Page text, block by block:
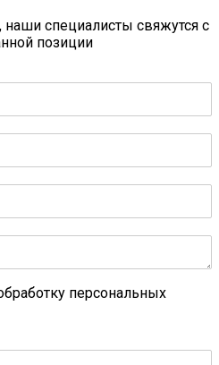
наши специалисты свяжутся с
позиции
персональных